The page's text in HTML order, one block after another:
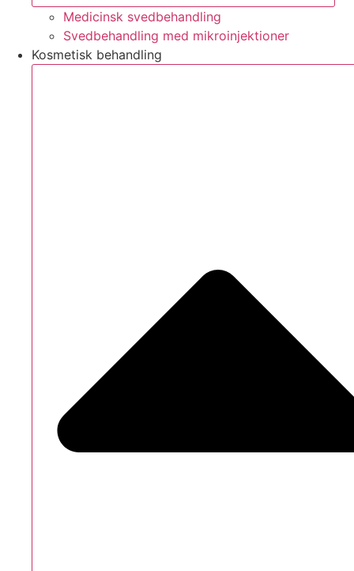
Medicinsk svedbehandling
Svedbehandling med mikroinjektioner
Kosmetisk behandling